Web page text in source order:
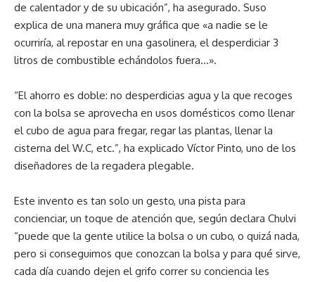
de calentador y de su ubicación”, ha asegurado. Suso
explica de una manera muy gráfica que «a nadie se le
ocurriría, al repostar en una gasolinera, el desperdiciar 3
litros de combustible echándolos fuera…».
“El ahorro es doble: no desperdicias agua y la que recoges
con la bolsa se aprovecha en usos domésticos como llenar
el cubo de agua para fregar, regar las plantas, llenar la
cisterna del W.C, etc.”, ha explicado Víctor Pinto, uno de los
diseñadores de la regadera plegable.
Este invento es tan solo un gesto, una pista para
concienciar, un toque de atención que, según declara Chulvi
“puede que la gente utilice la bolsa o un cubo, o quizá nada,
pero si conseguimos que conozcan la bolsa y para qué sirve,
cada día cuando dejen el grifo correr su conciencia les